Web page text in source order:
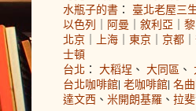
水瓶子的書 ： 臺北老屋三
以色列 ｜ 阿曼 ｜ 敘利亞 ｜
北京 ｜ 上海 ｜ 東京 ｜ 京都 ｜
士頓
台北 ： 大稻埕 、 大同區 、
台北咖啡館| 老咖啡館| 名
達文西 、 米開朗基羅 、 拉